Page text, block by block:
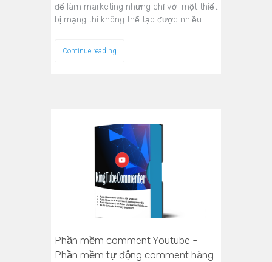
để làm marketing nhưng chỉ với một thiết
bị mạng thì không thể tạo được nhiều…
Continue reading
Phần mềm comment Youtube -
Phần mềm tự động comment hàng